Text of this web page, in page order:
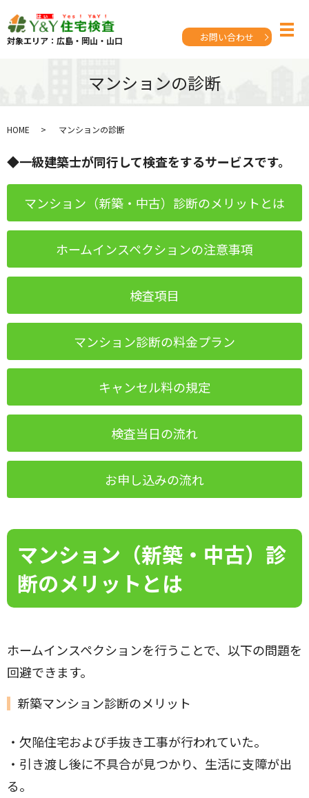
対象エリア：広島・岡山・山口 お問い合わせ
マンションの診断
HOME マンションの診断
◆一級建築士が同行して検査をするサービスです。
マンション（新築・中古）診断のメリットとは
ホームインスペクションの注意事項
検査項目
マンション診断の料金プラン
キャンセル料の規定
検査当日の流れ
お申し込みの流れ
マンション（新築・中古）診
断のメリットとは
ホームインスペクションを行うことで、以下の問題を
回避できます。
新築マンション診断のメリット
・欠陥住宅および手抜き工事が行われていた。
・引き渡し後に不具合が見つかり、生活に支障が出
る。